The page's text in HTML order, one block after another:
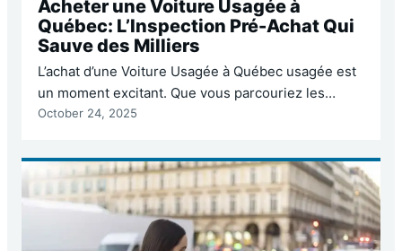
Acheter une Voiture Usagée à
Québec: L’Inspection Pré-Achat Qui
Sauve des Milliers
L’achat d’une Voiture Usagée à Québec usagée est
un moment excitant. Que vous parcouriez les
annonces à Québec ou dans la grande région
bon prix est palpable. Cependant, l’euphorie de la
trouvaille peut rapidement se transformer en
cauchemar financier si l’on néglige une étape
cruciale : l’inspection…
October 24, 2025